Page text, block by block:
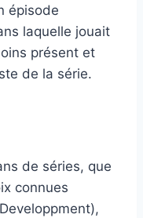
épisode
laquelle jouait
présent et
de la série.
de séries, que
connues